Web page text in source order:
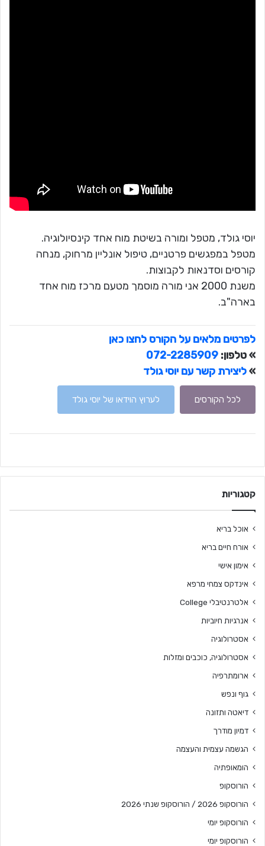
יוסי גולד, מטפל ומורה בשיטת מוח אחד קינסיולוגיה.
מטפל במפגשים פרטניים, טיפול אונליין מרחוק, מנחה
קורסים וסדנאות לקבוצות.
משנת 2000 אני מורה מוסמך מטעם מרכז מוח אחד
בארה"ב.
לפרטים מלאים על הקורס לחצו כאן
» טלפון: 072-2285909
»ליצירת קשר עם יוסי גולד
לכל הקורסים לערוץ הוידאו של יוסי גולד
קטגוריות
אוכל בריא
אורח חיים בריא
אימון אישי
אינדקס צמחי מרפא
אלטרנטיבלי College
אנרגיות חיוביות
אסטרולוגיה
אסטרולוגיה, כוכבים ומזלות
ארומתרפיה
גוף ונפש
דיאטה ותזונה
דמיון מודרך
הגשמה עצמית והעצמה
הומאופתיה
הורוסקופ
הורוסקופ 2026 / הורוסקופ שנתי 2026
הורוסקופ יומי
הורוסקופ יומי